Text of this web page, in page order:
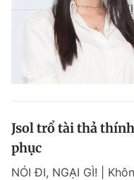
Jsol trổ tài thả
phục
NÓI ĐI, NGẠI GÌ! |